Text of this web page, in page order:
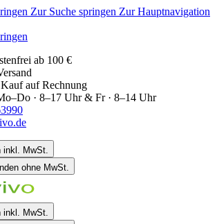
Zur Suche springen Zur Hauptnavigation
ab 100 €
auf Rechnung
· 8–17 Uhr & Fr · 8–14 Uhr
inkl. MwSt.
ohne MwSt.
inkl. MwSt.